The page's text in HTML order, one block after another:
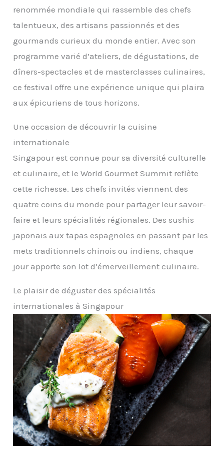
renommée mondiale qui rassemble des chefs
talentueux, des artisans passionnés et des
gourmands curieux du monde entier. Avec son
programme varié d’ateliers, de dégustations, de
dîners-spectacles et de masterclasses culinaires,
ce festival offre une expérience unique qui plaira
aux épicuriens de tous horizons.
Une occasion de découvrir la cuisine
internationale
Singapour est connue pour sa diversité culturelle
et culinaire, et le World Gourmet Summit reflète
cette richesse. Les chefs invités viennent des
quatre coins du monde pour partager leur savoir-
faire et leurs spécialités régionales. Des sushis
japonais aux tapas espagnoles en passant par les
mets traditionnels chinois ou indiens, chaque
jour apporte son lot d’émerveillement culinaire.
Le plaisir de déguster des spécialités
internationales à Singapour